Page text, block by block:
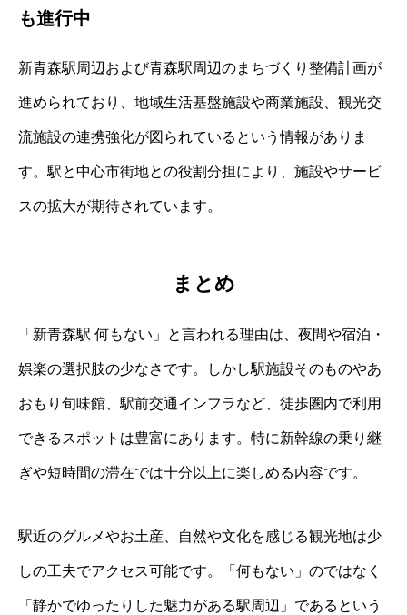
も進行中
新青森駅周辺および青森駅周辺のまちづくり整備計画が
進められており、地域生活基盤施設や商業施設、観光交
流施設の連携強化が図られているという情報がありま
す。駅と中心市街地との役割分担により、施設やサービ
スの拡大が期待されています。
まとめ
「新青森駅 何もない」と言われる理由は、夜間や宿泊・
娯楽の選択肢の少なさです。しかし駅施設そのものやあ
おもり旬味館、駅前交通インフラなど、徒歩圏内で利用
できるスポットは豊富にあります。特に新幹線の乗り継
ぎや短時間の滞在では十分以上に楽しめる内容です。
駅近のグルメやお土産、自然や文化を感じる観光地は少
しの工夫でアクセス可能です。「何もない」のではなく
「静かでゆったりした魅力がある駅周辺」であるという